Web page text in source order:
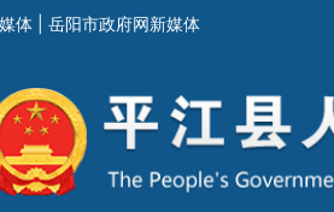
体 岳阳市政府网新媒体